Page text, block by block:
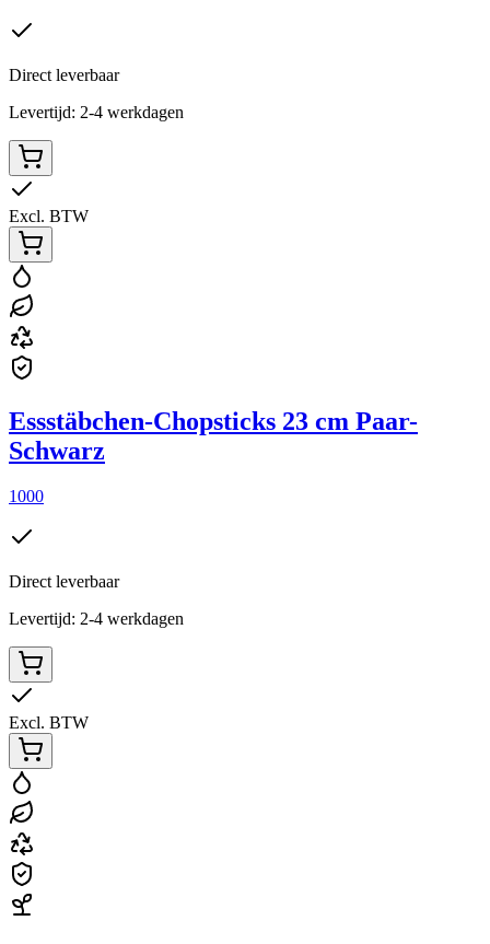
Direct leverbaar
Levertijd: 2-4 werkdagen
Excl. BTW
Essstäbchen-Chopsticks 23 cm Paar-
Schwarz
1000
Direct leverbaar
Levertijd: 2-4 werkdagen
Excl. BTW